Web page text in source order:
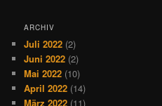
ARCHIV
Juli 2022 (2)
Juni 2022 (2)
Mai 2022 (10)
April 2022 (14)
März 2022 (11)